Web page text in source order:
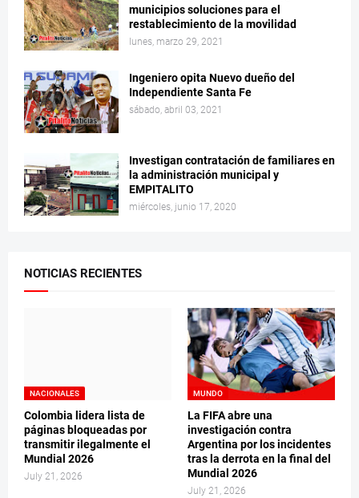
municipios soluciones para el
restablecimiento de la movilidad
lunes, marzo 29, 2021
Ingeniero opita Nuevo dueño del
Independiente Santa Fe
sábado, abril 03, 2021
Investigan contratación de familiares en
la administración municipal y
EMPITALITO
miércoles, junio 17, 2020
NOTICIAS RECIENTES
NACIONALES
Colombia lidera lista de
páginas bloqueadas por
transmitir ilegalmente el
Mundial 2026
July 21, 2026
MUNDO
La FIFA abre una
investigación contra
Argentina por los incidentes
tras la derrota en la final del
Mundial 2026
July 21, 2026